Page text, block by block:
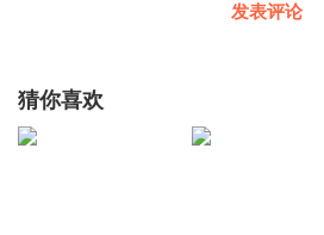
发表评论
猜你喜欢